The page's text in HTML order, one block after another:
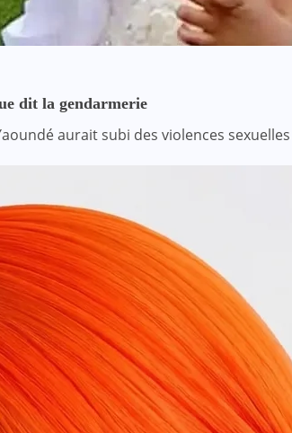
dit la gendarmerie
aurait subi des violences